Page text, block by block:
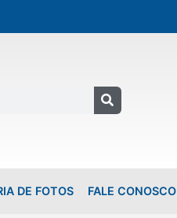
DE FOTOS FALE CONOSCO